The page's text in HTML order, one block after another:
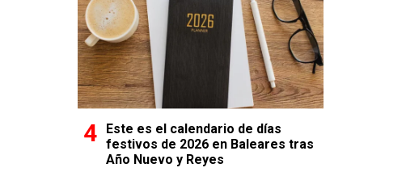
Este es el calendario de días
festivos de 2026 en Baleares tras
Año Nuevo y Reyes